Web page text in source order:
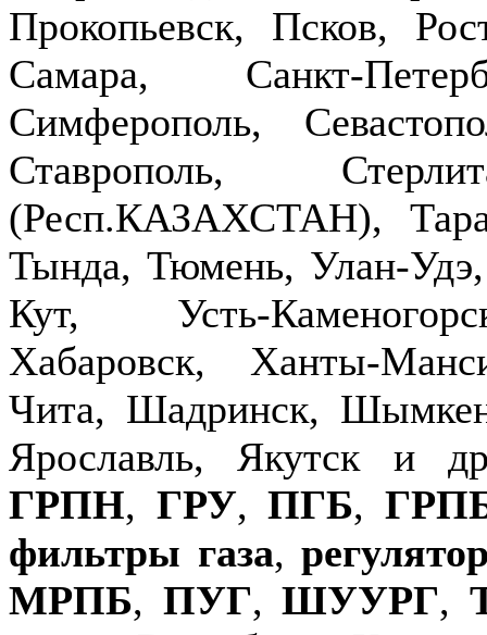
Прокопьевск, Псков,
Самара, Санкт-
Симферополь,
Ставрополь,
(Респ.КАЗАХСТАН),
Тында, Тюмень, Улан-
Кут, Усть-
Хабаровск, Ханты-
Чита, Шадринск,
Ярославль, Якутск и
ГРПН, ГРУ,ПГБ,
фильтры газа,
МРПБ, ПУГ,ШУУРГ,